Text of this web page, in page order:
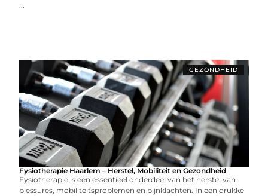
...
GEZONDHEID
Fysiotherapie Haarlem – Herstel, Mobiliteit en Gezondheid
Fysiotherapie is een essentieel onderdeel van het herstel van
blessures, mobiliteitsproblemen en pijnklachten. In een drukke